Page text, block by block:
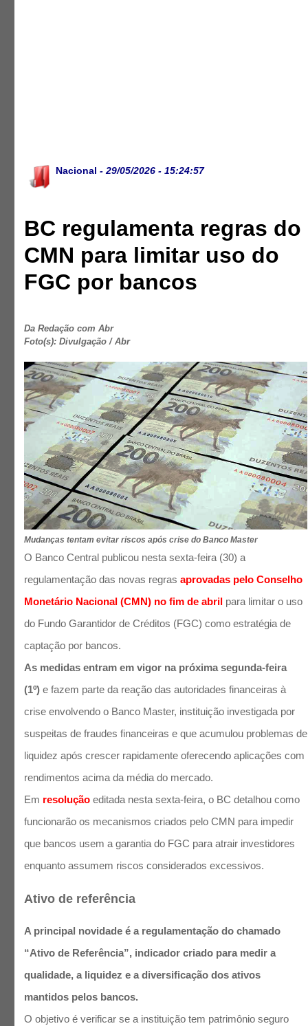
Nacional - 29/05/2026 - 15:24:57
BC regulamenta regras do
CMN para limitar uso do
FGC por bancos
Da Redação com Abr
Foto(s): Divulgação / Abr
Mudanças tentam evitar riscos após crise do Banco Master
O Banco Central publicou nesta sexta-feira (30) a
regulamentação das novas regrasaprovadas pelo Conselho
Monetário Nacional (CMN) no fim de abril para limitar o uso
do Fundo Garantidor de Créditos (FGC) como estratégia de
captação por bancos.
As medidas entram em vigor na próxima segunda-feira
(1º) e fazem parte da reação das autoridades financeiras à
crise envolvendo o Banco Master, instituição investigada por
suspeitas de fraudes financeiras e que acumulou problemas de
liquidez após crescer rapidamente oferecendo aplicações com
rendimentos acima da média do mercado.
Em resolução editada nesta sexta-feira, o BC detalhou como
funcionarão os mecanismos criados pelo CMN para impedir
que bancos usem a garantia do FGC para atrair investidores
enquanto assumem riscos considerados excessivos.
Ativo de referência
A principal novidade é a regulamentação do chamado
“Ativo de Referência”, indicador criado para medir a
qualidade, a liquidez e a diversificação dos ativos
mantidos pelos bancos.
O objetivo é verificar se a instituição tem patrimônio seguro